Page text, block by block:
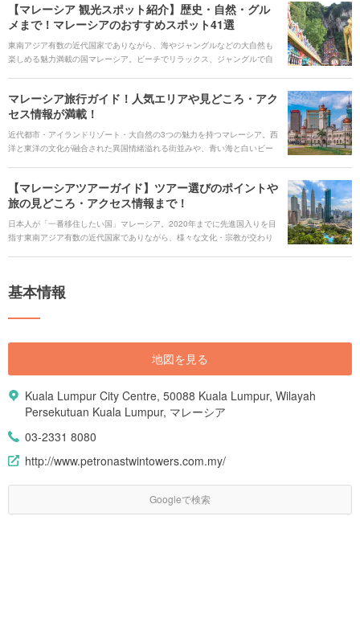
【マレーシア 観光スポット紹介】歴史・自然・グル
メまで！マレーシアのおすすめスポット41選
東南アジア有数の近代国家でありながら、海やジャングルなどの大自然も
楽しめる魅力満載の国マレーシア。ビーチでリラックス、ジャングルで自
レーシアの定番から穴場観光スポットまで、41ヵ所を紹介します。歴史や
文化、自然を満喫、ショッピングやグルメを楽しみたいなど、カテゴリ別
は、ぜひ参考にして頂けたらと思います。
マレーシア旅行ガイド！人気エリアや見どころ・アク
セス情報が満載！
近代都市・アイランドリゾート・大自然の3つの魅力を持つマレーシア。西
洋と東洋の文化が融合された異国情緒溢れる街並みや、青い海と白いビー
観光地となりました。 そこで今回の記事では、マレーシアの定番スポット
から穴場スポットまで37ヵ所紹介していきます。そのほかにも、グルメや
記事を読んで、魅力満載のマレーシアをもっともっと楽しみましょう！
【マレーシアツアーガイド】ツアー選びのポイントや
旅の見どころ・アクセス情報まで！
日本人が「一番移住したい国」マレーシア。2020年までに先進国入りを目
指す東南アジア有数の近代国家でありながら、様々な文化・宗教が交わり
海が広がるアイランドリゾート、アドベンチャーを求めるなら熱帯ジャン
シアの見どころや定番スポットから始まり、ツアー選びのポイントまでた
基本情報
地図を見る
Kuala Lumpur City Centre, 50088 Kuala Lumpur, Wilayah
Persekutuan Kuala Lumpur, マレーシア
03-2331 8080
http://www.petronastwintowers.com.my/
Googleで検索